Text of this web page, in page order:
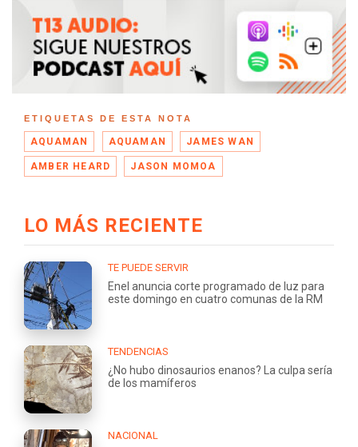
ETIQUETAS DE ESTA NOTA
AQUAMAN AQUAMAN JAMES WAN
AMBER HEARD JASON MOMOA
LO MÁS RECIENTE
TE PUEDE SERVIR
Enel anuncia corte programado de luz para
este domingo en cuatro comunas de la RM
TENDENCIAS
¿No hubo dinosaurios enanos? La culpa sería
de los mamíferos
NACIONAL